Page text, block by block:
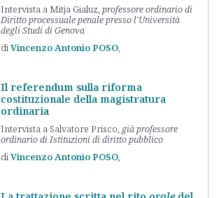
Intervista a Mitja Gialuz, professore ordinario di
Diritto processuale penale presso l’Università
degli Studi di Genova
Vincenzo AntonioPOSO
Il referendum sulla riforma
costituzionale della magistratura
ordinaria
Intervista a Salvatore Prisco, già professore
ordinario di Istituzioni di diritto pubblico
Vincenzo AntonioPOSO